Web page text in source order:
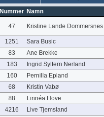
Nummer Namn
47 Kristine Lande Dommersnes
1251
Sara Busic
83
Ane Brekke
183
Ingrid Syltern Nerland
160
Pernilla Epland
68
Kristin Vabø
88
Linnéa Hove
4216
Live Tjemsland